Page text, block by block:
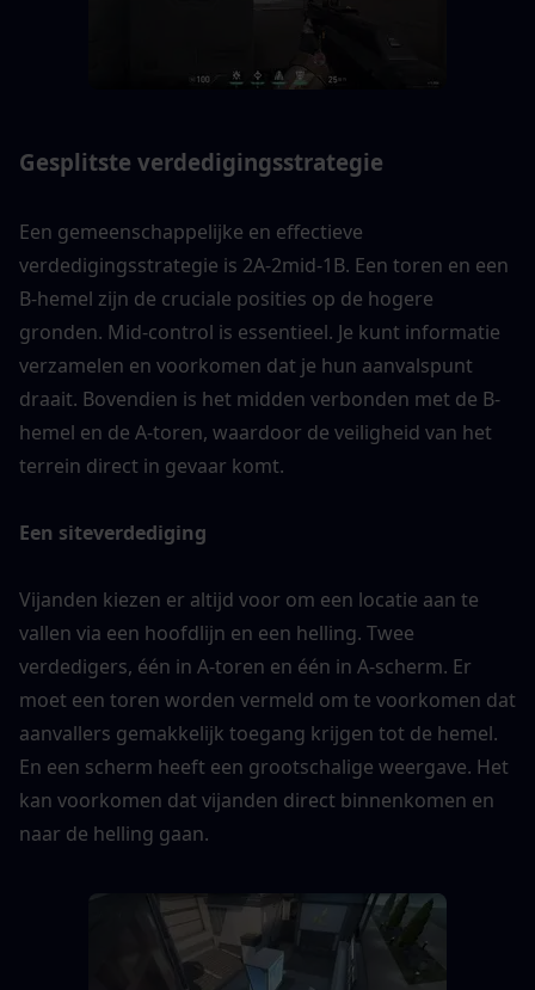
Gesplitste verdedigingsstrategie
Een gemeenschappelijke en effectieve
verdedigingsstrategie is 2A-2mid-1B. Een toren en een
B-hemel zijn de cruciale posities op de hogere
gronden. Mid-control is essentieel. Je kunt informatie
verzamelen en voorkomen dat je hun aanvalspunt
draait. Bovendien is het midden verbonden met de B-
hemel en de A-toren, waardoor de veiligheid van het
terrein direct in gevaar komt.
Een siteverdediging
Vijanden kiezen er altijd voor om een ​​locatie aan te
vallen via een hoofdlijn en een helling. Twee
verdedigers, één in A-toren en één in A-scherm. Er
moet een toren worden vermeld om te voorkomen dat
aanvallers gemakkelijk toegang krijgen tot de hemel.
En een scherm heeft een grootschalige weergave. Het
kan voorkomen dat vijanden direct binnenkomen en
naar de helling gaan.